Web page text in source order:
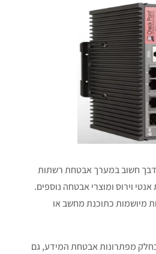
חשוב במערך אבטחת רשתות
וירוס ומוצרי אבטחה נוספים.
מיושמות כתוכנת מחשב או
מפתרונות אבטחת המידע, גם